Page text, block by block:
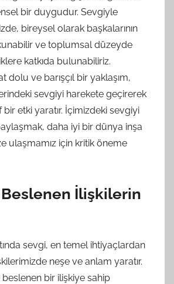
bir duygudur. Sevgiyle
bireysel olarak başkalarının
ve toplumsal düzeyde
katkıda bulunabiliriz.
dolu ve barışçıl bir yaklaşım,
sevgiyi harekete geçirerek
etki yaratır. İçimizdeki sevgiyi
daha iyi bir dünya inşa
ulaşmamız için kritik öneme
İlişkilerin
sevgi, en temel ihtiyaçlardan
neşe ve anlam yaratır.
bir ilişkiye sahip